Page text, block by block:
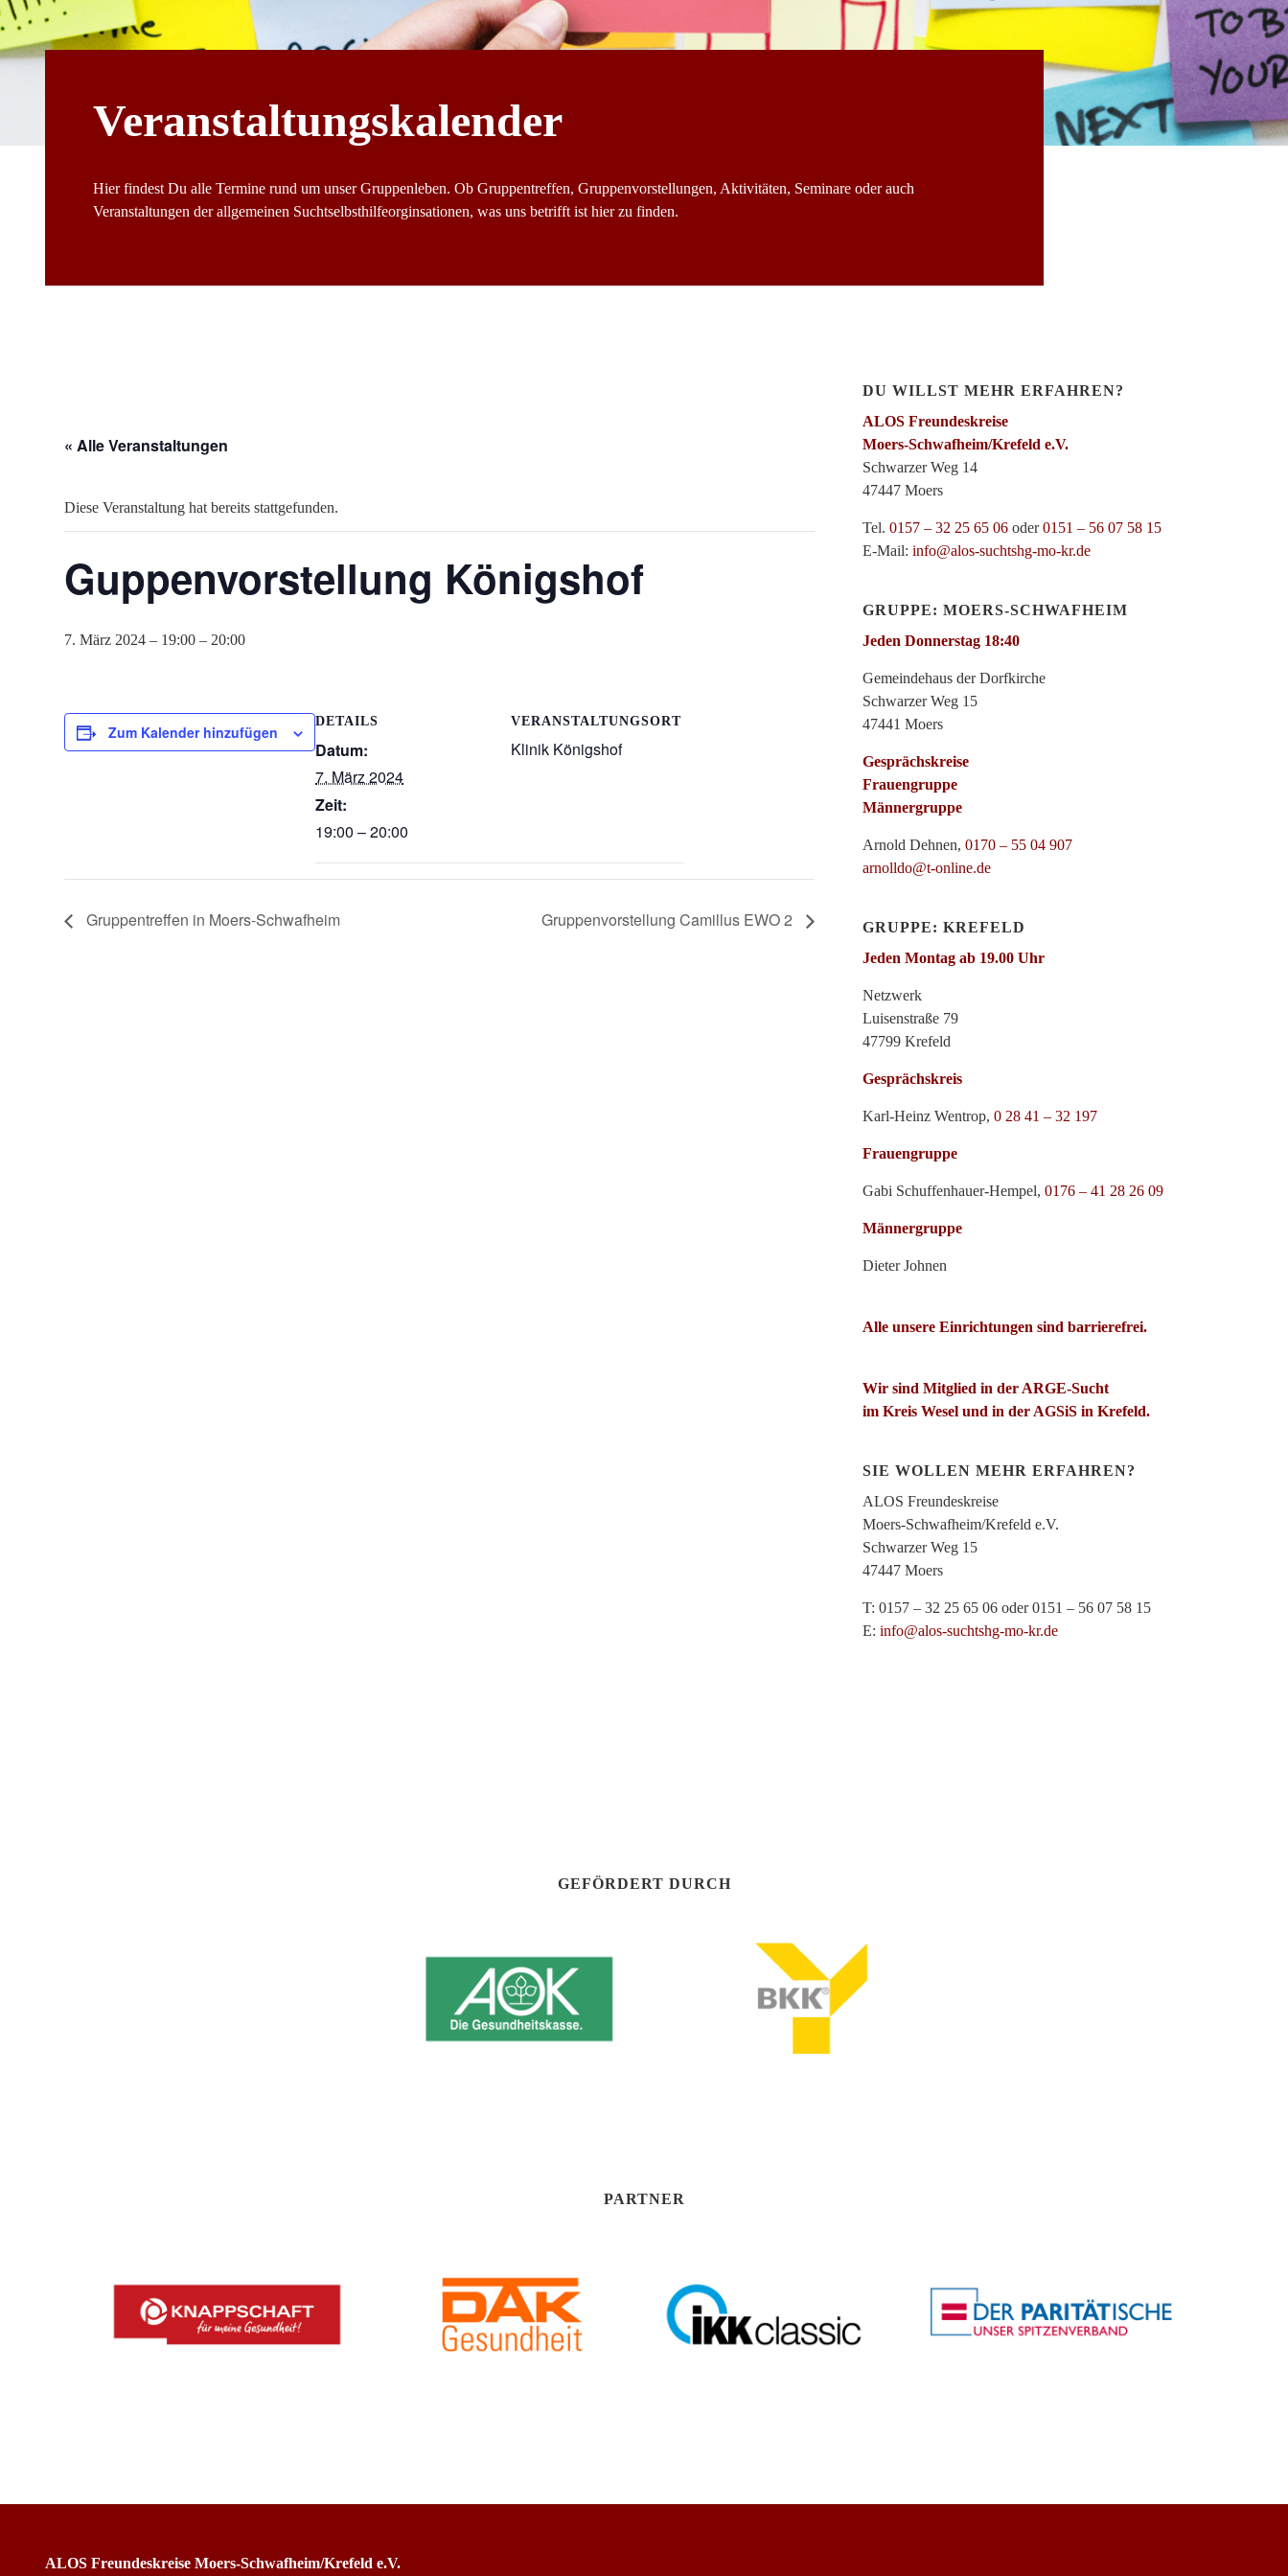
Veranstaltungskalender
Hier findest Du alle Termine rund um unser Gruppenleben. Ob Gruppentreffen, Gruppenvorstellungen, Aktivitäten, Seminare oder auch
Veranstaltungen der allgemeinen Suchtselbsthilfeorginsationen, was uns betrifft ist hier zu finden.
« Alle Veranstaltungen
Diese Veranstaltung hat bereits stattgefunden.
Guppenvorstellung Königshof
7. März 2024 – 19:00 – 20:00
Zum Kalender hinzufügen
DETAILS
Datum:
7. März 2024
Zeit:
19:00 – 20:00
VERANSTALTUNGSORT
Klinik Königshof
Gruppentreffen in Moers-Schwafheim Gruppenvorstellung Camillus EWO 2
DU WILLST MEHR ERFAHREN?
ALOS Freundeskreise
Moers-Schwafheim/Krefeld e.V.
Schwarzer Weg 14
47447 Moers
Tel.0157 – 32 25 65 06 oder0151 – 56 07 58 15
E-Mail:info@alos-suchtshg-mo-kr.de
GRUPPE: MOERS-SCHWAFHEIM
Jeden Donnerstag 18:40
Gemeindehaus der Dorfkirche
Schwarzer Weg 15
47441 Moers
Gesprächskreise
Frauengruppe
Männergruppe
Arnold Dehnen,0170 – 55 04 907
arnolldo@t-online.de
GRUPPE: KREFELD
Jeden Montag ab 19.00 Uhr
Netzwerk
Luisenstraße 79
47799 Krefeld
Gesprächskreis
Karl-Heinz Wentrop,0 28 41 – 32 197
Frauengruppe
Gabi Schuffenhauer-Hempel,0176 – 41 28 26 09
Männergruppe
Dieter Johnen
Alle unsere Einrichtungen sind barrierefrei.
Wir sind Mitglied in der ARGE-Sucht
im Kreis Wesel und in der AGSiS in Krefeld.
SIE WOLLEN MEHR ERFAHREN?
ALOS Freundeskreise
Moers-Schwafheim/Krefeld e.V.
Schwarzer Weg 15
47447 Moers
T: 0157 – 32 25 65 06 oder 0151 – 56 07 58 15
E:info@alos-suchtshg-mo-kr.de
GEFÖRDERT DURCH
PARTNER
ALOS Freundeskreise Moers-Schwafheim/Krefeld e.V.